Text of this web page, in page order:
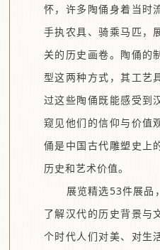
怀，许多陶俑身着当时
手执农具、骑乘马匹，
关的历史画卷。陶俑的
型这两种方式，其工艺
过这些陶俑既能感受到
窥见他们的信仰与价值
俑是中国古代雕塑史上
历史和艺术价值。
展览精选53件展品
了解汉代的历史背景与
个时代人们对美、对生